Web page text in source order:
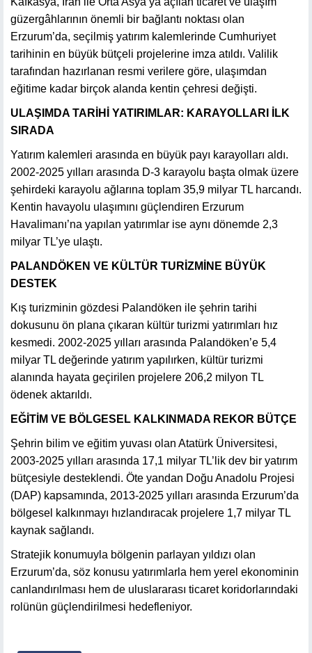
güzergâhlarının önemli bir bağlantı noktası olan
Erzurum’da, seçilmiş yatırım kalemlerinde Cumhuriyet
tarihinin en büyük bütçeli projelerine imza atıldı. Valilik
tarafından hazırlanan resmi verilere göre, ulaşımdan
eğitime kadar birçok alanda kentin çehresi değişti.
ULAŞIMDA TARİHİ YATIRIMLAR: KARAYOLLARI İLK
SIRADA
Yatırım kalemleri arasında en büyük payı karayolları aldı.
2002-2025 yılları arasında D-3 karayolu başta olmak üzere
şehirdeki karayolu ağlarına toplam 35,9 milyar TL harcandı.
Kentin havayolu ulaşımını güçlendiren Erzurum
Havalimanı’na yapılan yatırımlar ise aynı dönemde 2,3
milyar TL’ye ulaştı.
PALANDÖKEN VE KÜLTÜR TURİZMİNE BÜYÜK
DESTEK
Kış turizminin gözdesi Palandöken ile şehrin tarihi
dokusunu ön plana çıkaran kültür turizmi yatırımları hız
kesmedi. 2002-2025 yılları arasında Palandöken’e 5,4
milyar TL değerinde yatırım yapılırken, kültür turizmi
alanında hayata geçirilen projelere 206,2 milyon TL
ödenek aktarıldı.
EĞİTİM VE BÖLGESEL KALKINMADA REKOR BÜTÇE
Şehrin bilim ve eğitim yuvası olan Atatürk Üniversitesi,
2003-2025 yılları arasında 17,1 milyar TL’lik dev bir yatırım
bütçesiyle desteklendi. Öte yandan Doğu Anadolu Projesi
(DAP) kapsamında, 2013-2025 yılları arasında Erzurum’da
bölgesel kalkınmayı hızlandıracak projelere 1,7 milyar TL
kaynak sağlandı.
Stratejik konumuyla bölgenin parlayan yıldızı olan
Erzurum’da, söz konusu yatırımlarla hem yerel ekonominin
canlandırılması hem de uluslararası ticaret koridorlarındaki
rolünün güçlendirilmesi hedefleniyor.